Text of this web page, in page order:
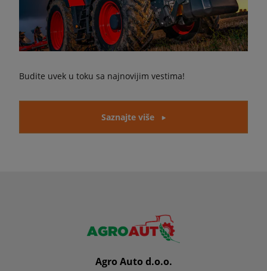
Budite uvek u toku sa najnovijim vestima!
Saznajte više
Agro Auto d.o.o.